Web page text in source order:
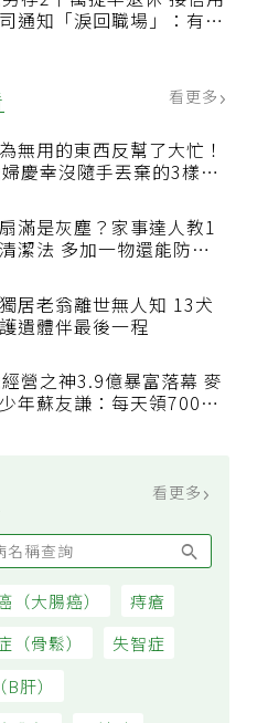
男存2千萬提早退休 接信用
通知「淚回職場」：有錢
無用的東西反幫了大忙！
婦慶幸沒隨手丟棄的3樣物
滿是灰塵？家事達人教1
居老翁離世無人知 13犬
護遺體伴最後一程
經營之神3.9億暴富落幕 麥